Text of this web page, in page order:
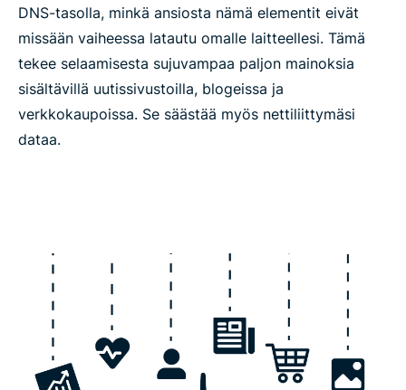
DNS-tasolla, minkä ansiosta nämä elementit eivät
missään vaiheessa latautu omalle laitteellesi. Tämä
tekee selaamisesta sujuvampaa paljon mainoksia
sisältävillä uutissivustoilla, blogeissa ja
verkkokaupoissa. Se säästää myös nettiliittymäsi
dataa.